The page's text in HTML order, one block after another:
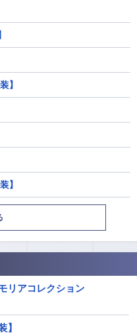
】
】
リアコレクション
】